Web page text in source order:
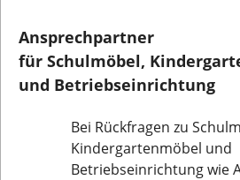
Ansprechpartner
für Schulmöbel,
und Betriebseinrichtung
Bei Rückfragen zu
Kindergartenmöbel und
Betriebseinrichtung wie